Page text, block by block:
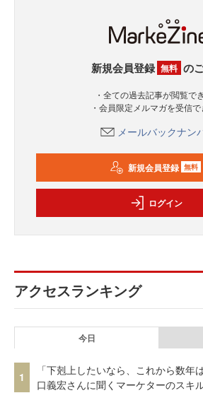
新規会員登録 無料 の
・全ての過去記事が閲覧で
・会員限定メルマガを受信
メールバックナン
新規会員登録 無料
ログイン
アクセスランキング
今日
1
「下剋上したいなら、これから数年
口義宏さんに聞くマーケターのスキ